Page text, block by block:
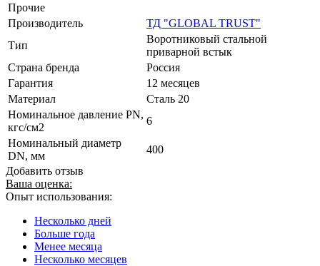
Прочие
Производитель
ТД "GLOBAL TRUST"
Тип
Воротниковый стальной
приварной встык
Страна бренда
Россия
Гарантия
12 месяцев
Материал
Сталь 20
Номинальное давление PN,
кгс/см2
6
Номинальный диаметр
DN, мм
400
Добавить отзыв
Ваша оценка:
Опыт использования:
Несколько дней
Больше года
Менее месяца
Несколько месяцев